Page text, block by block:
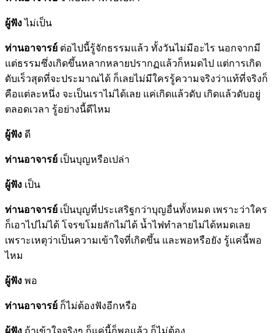
ผู้ฟังไม่เป็น
ท่านอาจารย์ ต่อไปนี้รู้จักธรรมแล้ว ทั้งวันไม่มีอะไร นอกจากมี
แต่ธรรมซึ่งเกิดขึ้นหลากหลายปรากฏแล้วก็หมดไป แต่การเกิด
ดับเร็วสุดที่จะประมาณได้ ก็เลยไม่มีใครรู้ความจริงว่าแท้ที่จริงก็
คือแต่ละหนึ่ง จะเป็นเราไม่ได้เลย แค่เกิดแล้วดับ เกิดแล้วดับอยู่
ตลอดเวลา รู้อย่างนี้ดีไหม
ผู้ฟัง ดี
ท่านอาจารย์ เป็นบุญหรือเปล่า
ผู้ฟัง เป็น
ท่านอาจารย์ เป็นบุญที่ประเสริฐกว่าบุญอื่นทั้งหมด เพราะว่าใคร
ก็เอาไปไม่ได้ โจรขโมยลักไม่ได้ น้ำไฟทำลายไม่ได้หมดเลย
เพราะเหตุว่าเป็นความเข้าใจที่เกิดขึ้น และพอหรือยัง รู้แค่นี้พอ
ไหม
ผู้ฟัง พอ
ท่านอาจารย์ ก็ไม่ต้องฟังอีกหรือ
ผู้ฟัง ถ้าเข้าใจจริงๆ ก็แค่นี้ก็พอแล้ว ก็ไม่ต้อง